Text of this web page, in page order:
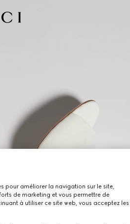
pour améliorer la navigation sur le site,
de marketing et vous permettre de
à utiliser ce site web, vous acceptez les